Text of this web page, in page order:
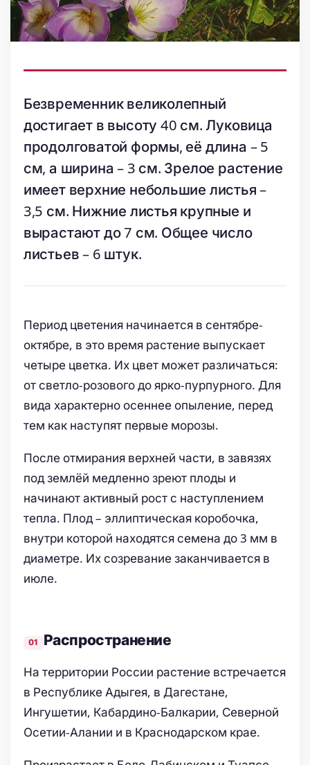
Безвременник великолепный
достигает в высоту 40 см. Луковица
продолговатой формы, её длина – 5
см, а ширина – 3 см. Зрелое растение
имеет верхние небольшие листья –
3,5 см. Нижние листья крупные и
вырастают до 7 см. Общее число
листьев – 6 штук.
Период цветения начинается в сентябре-
октябре, в это время растение выпускает
четыре цветка. Их цвет может различаться:
от светло-розового до ярко-пурпурного. Для
вида характерно осеннее опыление, перед
тем как наступят первые морозы.
После отмирания верхней части, в завязях
под землёй медленно зреют плоды и
начинают активный рост с наступлением
тепла. Плод – эллиптическая коробочка,
внутри которой находятся семена до 3 мм в
диаметре. Их созревание заканчивается в
июле.
Распространение
На территории России растение встречается
в Республике Адыгея, в Дагестане,
Ингушетии, Кабардино-Балкарии, Северной
Осетии-Алании и в Краснодарском крае.